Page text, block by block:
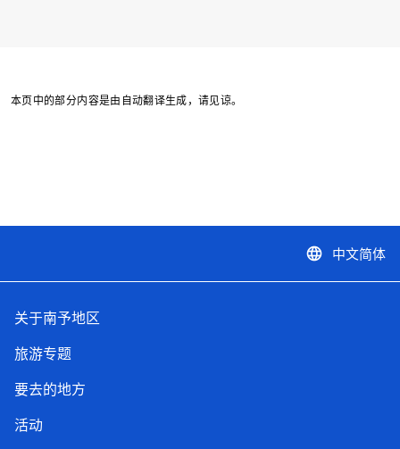
本页中的部分内容是由自动翻译生成，请见谅。
language 中文简体
关于南予地区
旅游专题
要去的地方
活动